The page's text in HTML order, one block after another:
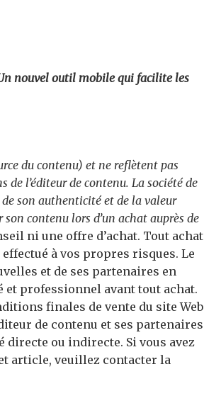
nouvel outil mobile qui facilite les
du contenu) et ne reflètent pas
l’éditeur de contenu. La société de
son authenticité et de la valeur
contenu lors d’un achat auprès de
ni une offre d’achat. Tout achat
à vos propres risques. Le
et de ses partenaires en
professionnel avant tout achat.
finales de vente du site Web
de contenu et ses partenaires
directe ou indirecte. Si vous avez
article, veuillez contacter la